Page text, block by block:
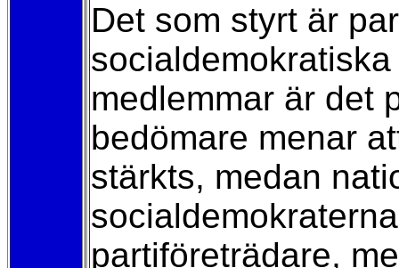
Det som styrt är
medlemmar är det
bedömare menar
stärkts, medan
partiföreträdare,